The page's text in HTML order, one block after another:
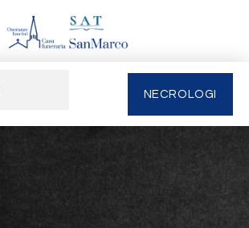
NECROLOGI